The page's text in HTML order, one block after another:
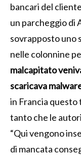
bancari del
un parcheggio di
sovrapposto uno
nelle colonnine
malcapitato
scaricava
in Francia
tanto che le
“Qui vengono
di mancata